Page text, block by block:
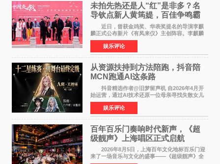
未拍先热还是人“红”是非多？名
导钦点新人黄筠媞，百佳争鸣霸
气回应
近日，曾获金鸡奖、华表奖提名的导演李麒
麟正式公布新片《有凤来仪》主创阵容。李麒麟
早年凭电影《华容道》获得金鸡奖、华表奖提
名，此后长期参与国内外电影制作，其担任制片
人参与的作品亦曾
娱乐评论
从资源扶持到方法陪跑，抖音陪
MCN跑通AI这条路
抖音精选作者@旧梦留声机 自2026年4月开
始运营，通过AI技术还原一位母亲寻找失散女儿
的故事，凭借强情感表达获得大量用户关注，发
布仅21小时便获得超1亿曝光、超1000万互动。
此后，账号持续沿
娱乐评论
百年百乐门奏响时代新声，《超
级靓声》上海唱区正式启航
2026年8月5日，上海百年文化地标百乐门迎
来了一场音乐与文化的盛事——《超级靓声》全